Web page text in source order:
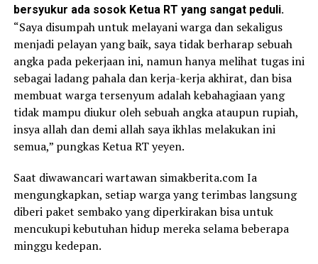
bersyukur ada sosok Ketua RT yang sangat peduli.
“Saya disumpah untuk melayani warga dan sekaligus
menjadi pelayan yang baik, saya tidak berharap sebuah
angka pada pekerjaan ini, namun hanya melihat tugas ini
sebagai ladang pahala dan kerja-kerja akhirat, dan bisa
membuat warga tersenyum adalah kebahagiaan yang
tidak mampu diukur oleh sebuah angka ataupun rupiah,
insya allah dan demi allah saya ikhlas melakukan ini
semua,” pungkas Ketua RT yeyen.
Saat diwawancari wartawan simakberita.com Ia
mengungkapkan, setiap warga yang terimbas langsung
diberi paket sembako yang diperkirakan bisa untuk
mencukupi kebutuhan hidup mereka selama beberapa
minggu kedepan.